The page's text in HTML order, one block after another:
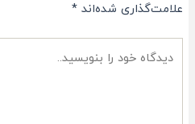
علامت‌گذاری شده‌اند *
دیدگاه